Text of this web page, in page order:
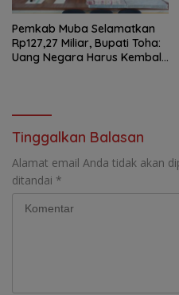
Pemkab Muba Selamatkan
Rp127,27 Miliar, Bupati Toha:
Uang Negara Harus Kembali
Tinggalkan Balasan
Alamat email Anda tidak akan
ditandai *